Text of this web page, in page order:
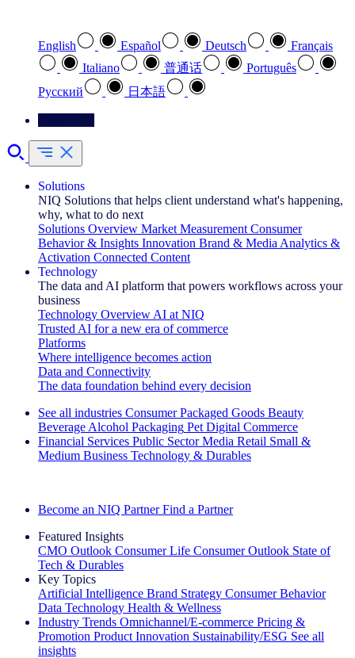
English Español Deutsch
Français
Italiano
普通话
Português
Pусский
日本語
Solutions
NIQ Solutions that helps client understand what's happening,
why, what to do next
Solutions Overview Market Measurement Consumer
Behavior & Insights Innovation Brand & Media Analytics &
Activation Connected Content
Technology
The data and AI platform that powers workflows across your
business
Technology Overview AI at NIQ
Trusted AI for a new era of commerce
Platforms
Where intelligence becomes action
Data and Connectivity
The data foundation behind every decision
See all industries Consumer Packaged Goods Beauty
Beverage Alcohol Packaging Pet Digital Commerce
Financial Services Public Sector Media Retail Small &
Medium Business Technology & Durables
Become an NIQ Partner Find a Partner
Featured Insights
CMO Outlook Consumer Life Consumer Outlook State of
Tech & Durables
Key Topics
Artificial Intelligence Brand Strategy Consumer Behavior
Data Technology Health & Wellness
Industry Trends Omnichannel/E-commerce Pricing &
Promotion Product Innovation Sustainability/ESG See all
insights